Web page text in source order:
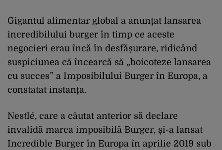
Gigantul alimentar global a anunțat lansarea
incredibilului burger în timp ce aceste
negocieri erau încă în desfășurare, ridicând
suspiciunea că încearcă să „boicoteze lansarea
cu succes” a Imposibilului Burger în Europa, a
constatat instanța.
Nestlé, care a căutat anterior să declare
invalidă marca imposibilă Burger, și-a lansat
Incredible Burger în Europa în aprilie 2019 sub